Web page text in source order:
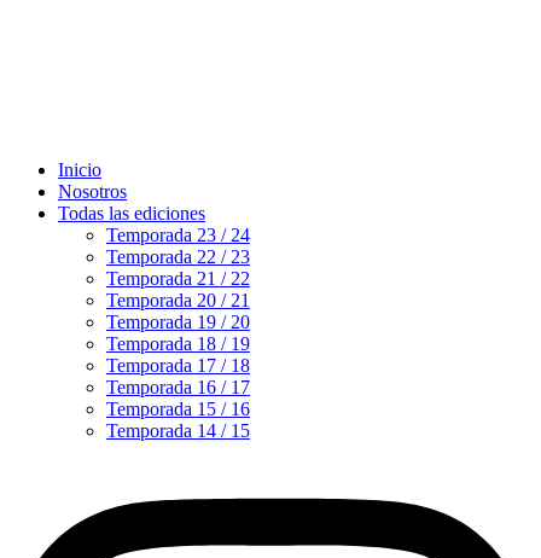
Inicio
Nosotros
Todas las ediciones
Temporada 23 / 24
Temporada 22 / 23
Temporada 21 / 22
Temporada 20 / 21
Temporada 19 / 20
Temporada 18 / 19
Temporada 17 / 18
Temporada 16 / 17
Temporada 15 / 16
Temporada 14 / 15